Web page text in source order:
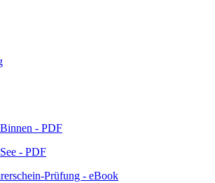
- PDF
- PDF
Prüfung - eBook